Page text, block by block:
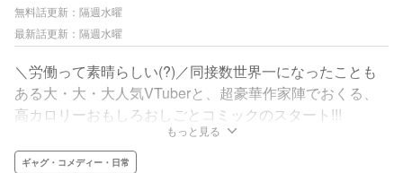
無料話更新：隔週水曜
最新話更新：隔週水曜
＼労働って素晴らしい(?)／同接数世界一になったことも
ある大・大・大人気VTuberと、超豪華作家陣でおくる、
高カロリーおもしろおしごとコミックのスタート!!!
もっと見る
ギャグ・コメディー・日常